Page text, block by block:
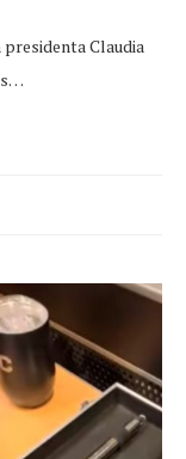
presidenta Claudia